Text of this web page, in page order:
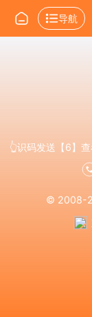
导航
👆识码发送【6】
© 2008-